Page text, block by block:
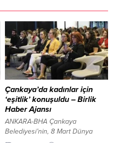
Çankaya’da kadınlar için
‘eşitlik’ konuşuldu – Birlik
Haber Ajansı
ANKARA-BHA Çankaya
Belediyesi’nin, 8 Mart Dünya
Kadınlar Günü Eşitlik ve